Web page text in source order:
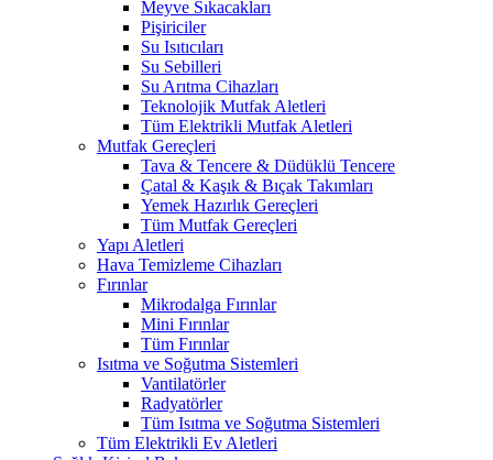
Meyve Sıkacakları
Pişiriciler
Su Isıtıcıları
Su Sebilleri
Su Arıtma Cihazları
Teknolojik Mutfak Aletleri
Tüm Elektrikli Mutfak Aletleri
Mutfak Gereçleri
Tava & Tencere & Düdüklü Tencere
Çatal & Kaşık & Bıçak Takımları
Yemek Hazırlık Gereçleri
Tüm Mutfak Gereçleri
Yapı Aletleri
Hava Temizleme Cihazları
Fırınlar
Mikrodalga Fırınlar
Mini Fırınlar
Tüm Fırınlar
Isıtma ve Soğutma Sistemleri
Vantilatörler
Radyatörler
Tüm Isıtma ve Soğutma Sistemleri
Tüm Elektrikli Ev Aletleri